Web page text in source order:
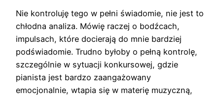
Nie kontroluję tego w pełni świadomie, nie jest to
chłodna analiza. Mówię raczej o bodźcach,
impulsach, które docierają do mnie bardziej
podświadomie. Trudno byłoby o pełną kontrolę,
szczególnie w sytuacji konkursowej, gdzie
pianista jest bardzo zaangażowany
emocjonalnie, wtapia się w materię muzyczną,